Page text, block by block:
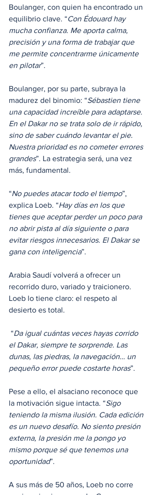
Boulanger, con quien ha encontrado un
equilibrio clave. “Con Édouard hay
mucha confianza. Me aporta calma,
precisión y una forma de trabajar que
me permite concentrarme únicamente
en pilotar”.
Boulanger, por su parte, subraya la
madurez del binomio: “Sébastien tiene
una capacidad increíble para adaptarse.
En el Dakar no se trata solo de ir rápido,
sino de saber cuándo levantar el pie.
Nuestra prioridad es no cometer errores
grandes”. La estrategia será, una vez
más, fundamental.
“No puedes atacar todo el tiempo”,
explica Loeb. “Hay días en los que
tienes que aceptar perder un poco para
no abrir pista al día siguiente o para
evitar riesgos innecesarios. El Dakar se
gana con inteligencia”.
Arabia Saudí volverá a ofrecer un
recorrido duro, variado y traicionero.
Loeb lo tiene claro: el respeto al
desierto es total.
“Da igual cuántas veces hayas corrido
el Dakar, siempre te sorprende. Las
dunas, las piedras, la navegación… un
pequeño error puede costarte horas”.
Pese a ello, el alsaciano reconoce que
la motivación sigue intacta. “Sigo
teniendo la misma ilusión. Cada edición
es un nuevo desafío. No siento presión
externa, la presión me la pongo yo
mismo porque sé que tenemos una
oportunidad”.
A sus más de 50 años, Loeb no corre